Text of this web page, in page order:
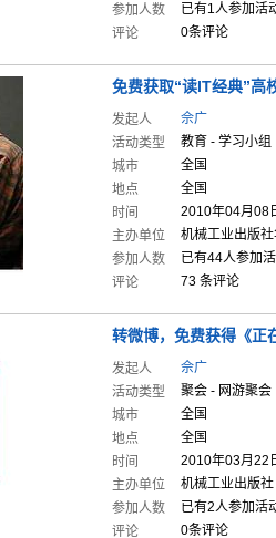
参加人数
已有1人参加活
评论
0条评论
免费获取“读IT经典”高
发起人
佘广
活动类型
教育 - 学习小组
城市
全国
地点
全国
时间
2010年04月08
主办单位
机械工业出版社
参加人数
已有44人参加
评论
73 条评论
转微博，免费获得《正
发起人
佘广
活动类型
聚会 - 网游聚会
城市
全国
地点
全国
时间
2010年03月22
主办单位
机械工业出版社
参加人数
已有2人参加活
评论
0条评论